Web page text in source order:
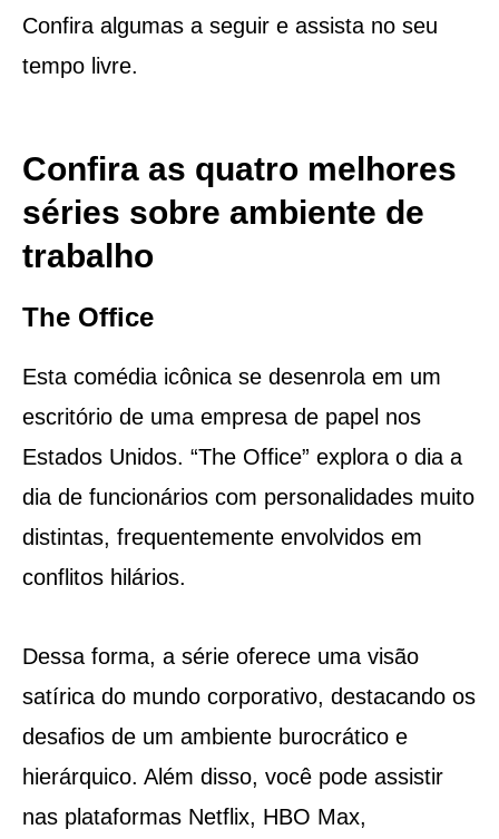
Confira algumas a seguir e assista no seu
tempo livre.
Confira as quatro melhores
séries sobre ambiente de
trabalho
The Office
Esta comédia icônica se desenrola em um
escritório de uma empresa de papel nos
Estados Unidos. “The Office” explora o dia a
dia de funcionários com personalidades muito
distintas, frequentemente envolvidos em
conflitos hilários.
Dessa forma, a série oferece uma visão
satírica do mundo corporativo, destacando os
desafios de um ambiente burocrático e
hierárquico. Além disso, você pode assistir
nas plataformas Netflix, HBO Max,